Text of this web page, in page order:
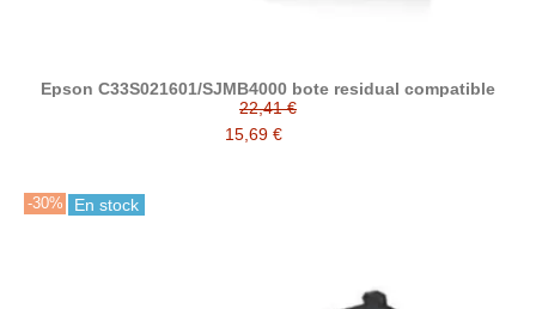
Epson C33S021601/SJMB4000 bote residual compatible
22,41 €
15,69 €
-30% En stock